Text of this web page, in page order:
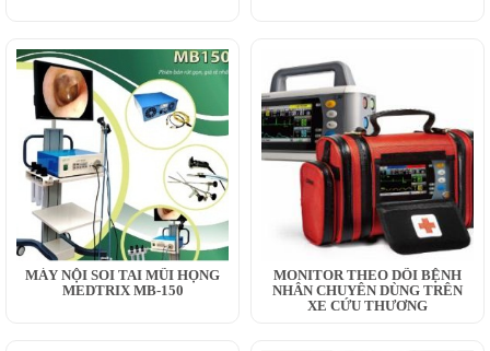
MÁY NỘI SOI TAI MŨI HỌNG
MEDTRIX MB-150
MONITOR THEO DÕI BỆNH
NHÂN CHUYÊN DÙNG TRÊN
XE CỨU THƯƠNG